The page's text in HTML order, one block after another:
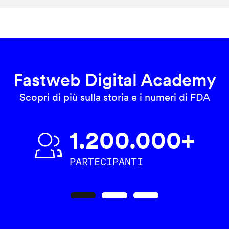
Fastweb Digital Academy
Scopri di più sulla storia e i numeri di FDA
1.200.000+
PARTECIPANTI